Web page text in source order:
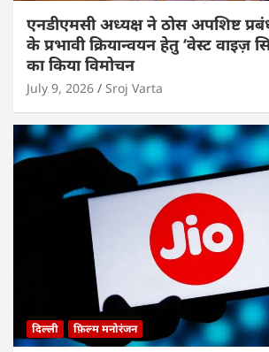
एनडीएमसी अध्यक्ष ने ठोस अपशिष्ट
के प्रभावी क्रियान्वयन हेतु ‘वेस्ट वाइज़
का किया विमोचन
July 9, 2026 Sroj Varta
दिल्ली फ़िल्म मनोरंजन